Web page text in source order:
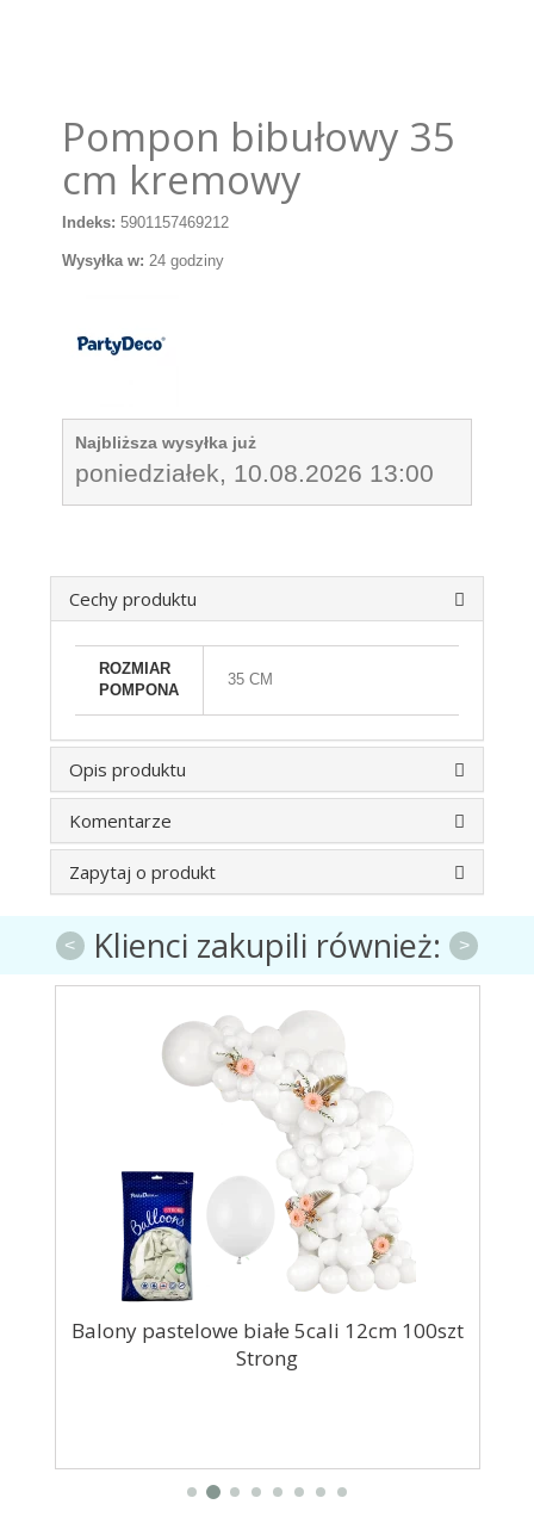
Pompon bibułowy 35
cm kremowy
Indeks: 5901157469212
Wysyłka w: 24 godziny
Najbliższa wysyłka już
poniedziałek, 10.08.2026 13:00
Cechy produktu
ROZMIAR
POMPONA
35 CM
Opis produktu
Komentarze
Zapytaj o produkt
Klienci zakupili również:
Balony pastelowe białe 5cali 12cm 100szt
Strong
< >